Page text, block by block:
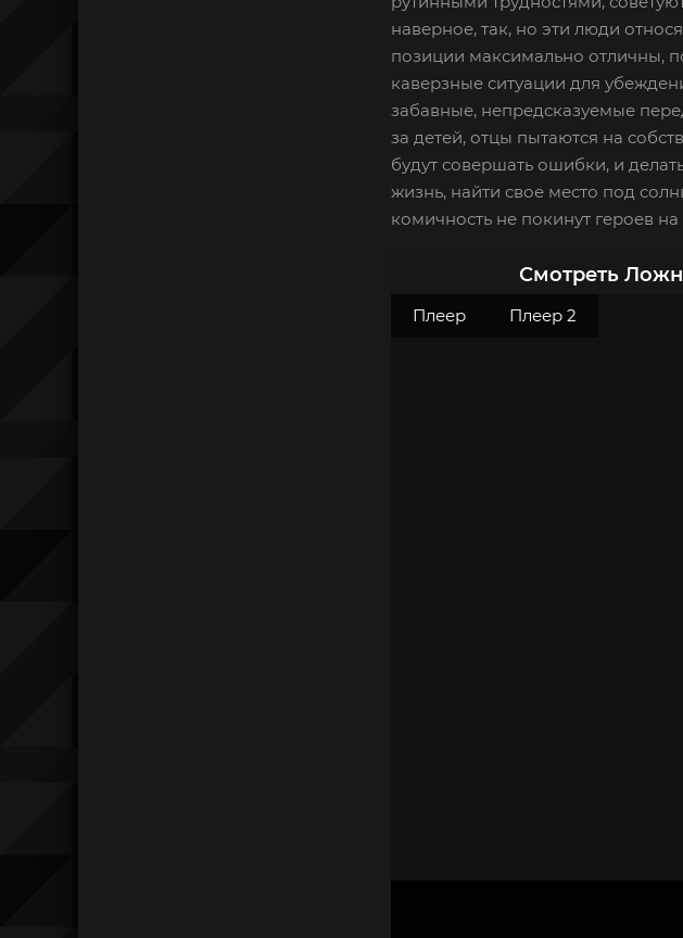
наверное, так, но эти люди
позиции максимально отличны,
каверзные ситуации для
забавные, непредсказуемые
за детей, отцы пытаются на
будут совершать ошибки, и
жизнь, найти свое место под
комичность не покинут героев
Смотреть
Плеер Плеер 2